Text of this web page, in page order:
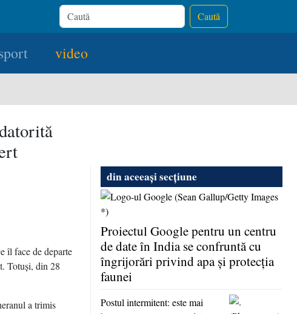
Caută
video
îl face de departe
Totuşi, din 28
a trimis
din aceeași secțiune
Proiectul Google pentru un centru
de date în India se confruntă cu
îngrijorări privind apa şi protecţia
faunei
Postul intermitent: este mai